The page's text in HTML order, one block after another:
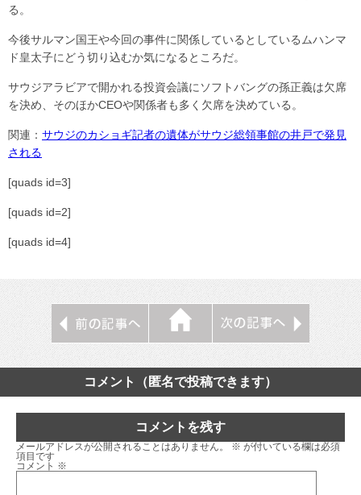
る。
今後サルマン国王や今回の事件に関係しているとしているムハンマ
ド皇太子にどう切り込むか気になるところだ。
サウジアラビアで開かれる投資会議にソフトバングの孫正義は欠席
を決め、そのほかCEOや関係者も多く欠席を決めている。
関連： サウジのカショギ記者の遺体がサウジ総領事館の井戸で発見
される
[quads id=3]
[quads id=2]
[quads id=4]
コメント（匿名で投稿できます）
コメントを残す
メールアドレスが公開されることはありません。 ※ が付いている欄は必須
項目です
コメント ※